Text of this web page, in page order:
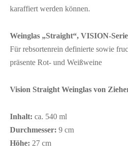
karaffiert werden können.
Weinglas „Straight“, VISION-Serie
Für rebsortenrein definierte sowie
präsente Rot- und Weißweine
Vision Straight Weinglas von
Inhalt: ca. 540 ml
Durchmesser: 9 cm
Höhe: 27 cm